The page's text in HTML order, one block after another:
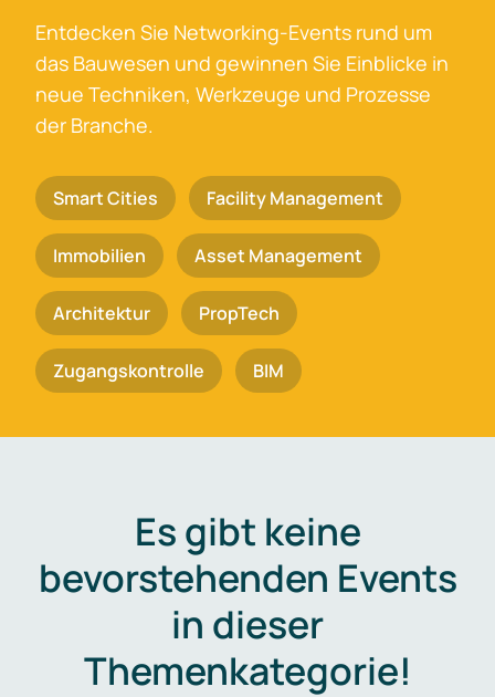
Entdecken Sie Networking-Events rund um
das Bauwesen und gewinnen Sie Einblicke in
neue Techniken, Werkzeuge und Prozesse
der Branche.
Smart Cities Facility Management
Immobilien Asset Management
Architektur PropTech
Zugangskontrolle BIM
Es gibt keine
bevorstehenden Events
in dieser
Themenkategorie!